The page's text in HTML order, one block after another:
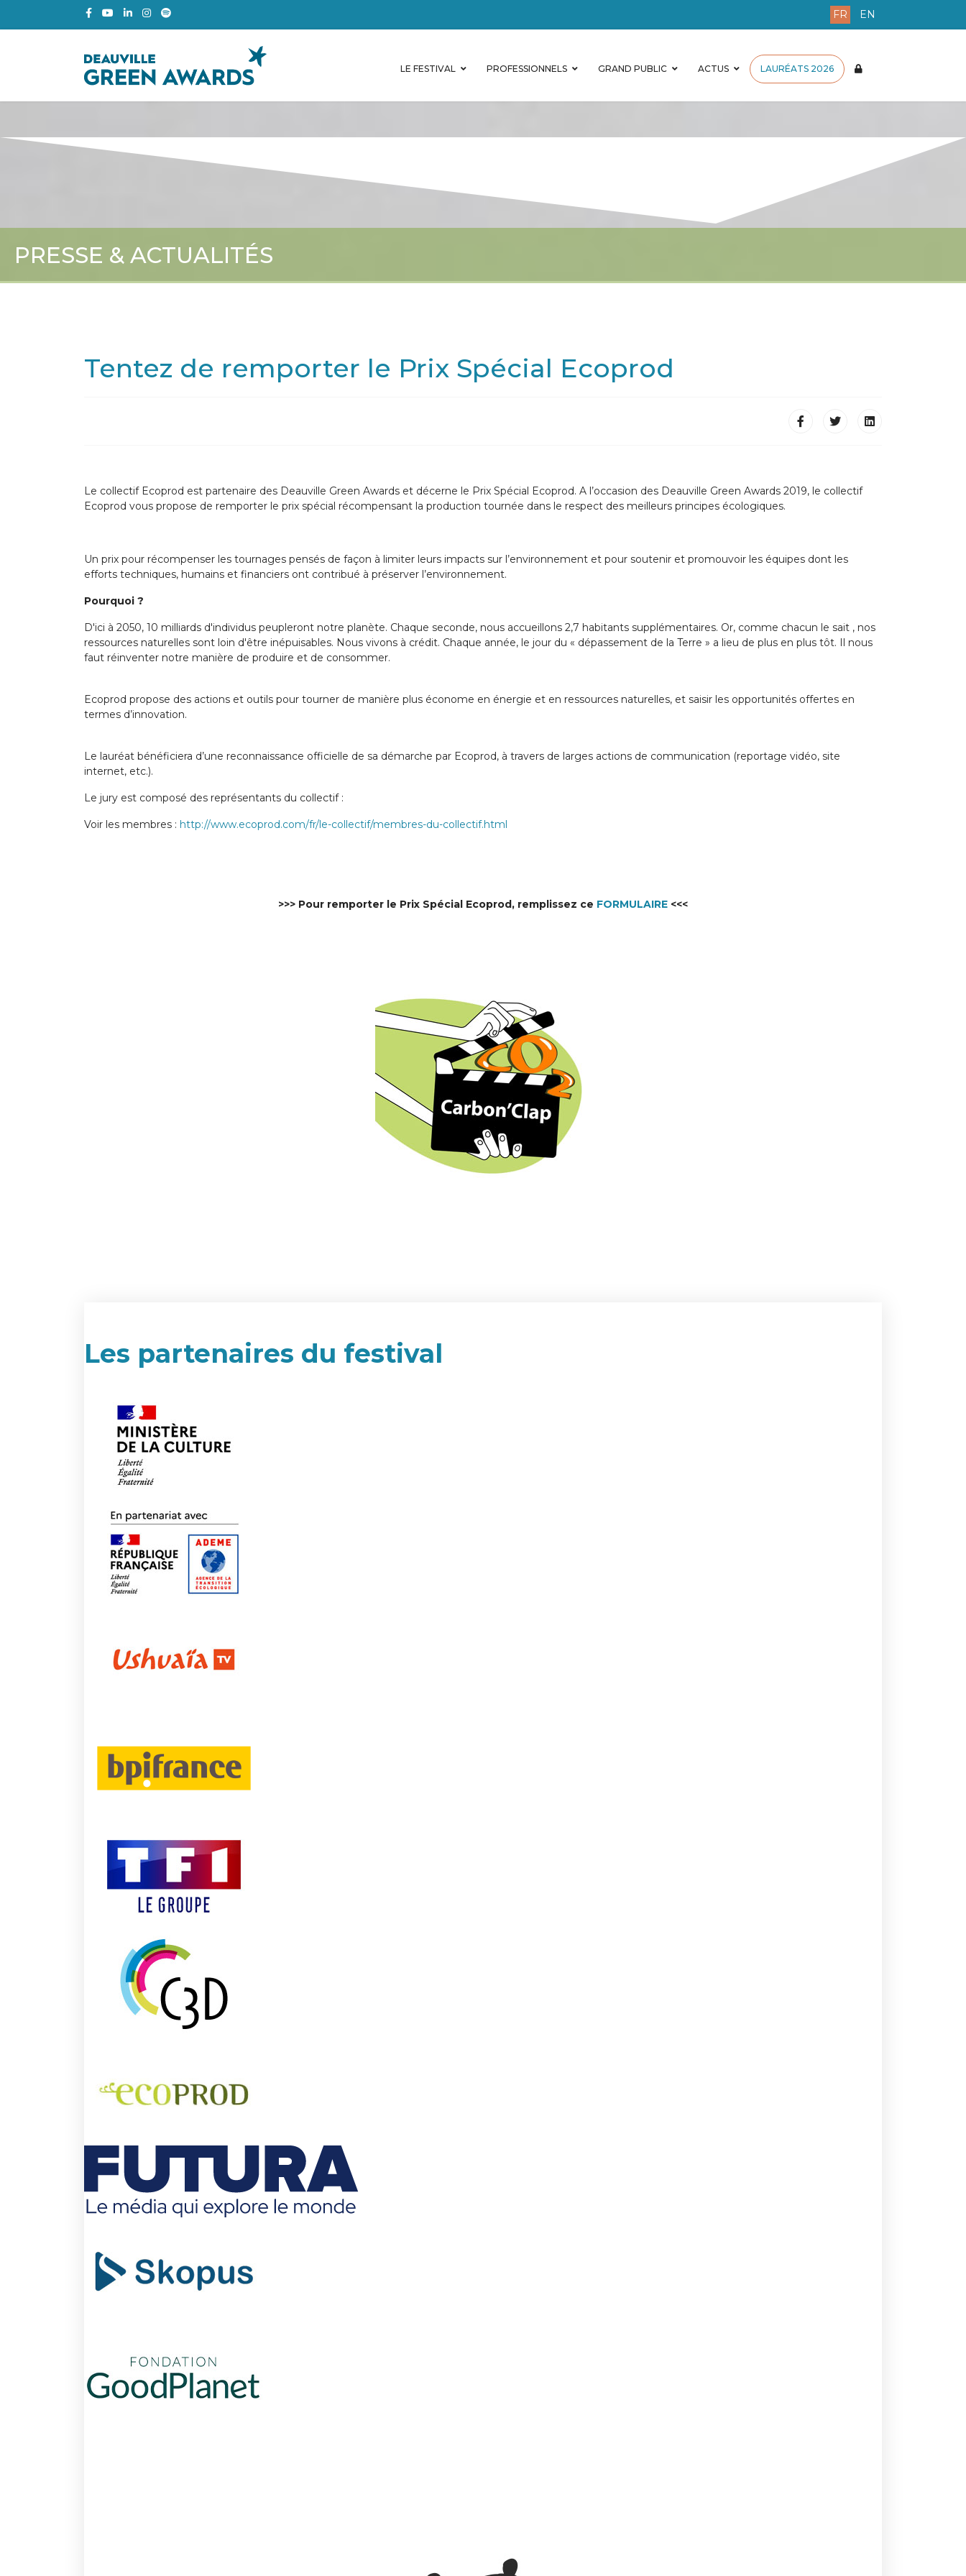
FR EN
LE FESTIVAL PROFESSIONNELS GRAND PUBLIC ACTUS LAURÉATS 2026
PRESSE & ACTUALITÉS
Tentez de remporter le Prix Spécial Ecoprod
Le collectif Ecoprod est partenaire des Deauville Green Awards et décerne le Prix Spécial Ecoprod. A l’occasion des Deauville Green Awards 2019, le collectif
Ecoprod vous propose de remporter le prix spécial récompensant la production tournée dans le respect des meilleurs principes écologiques.
Un prix pour récompenser les tournages pensés de façon à limiter leurs impacts sur l’environnement et pour soutenir et promouvoir les équipes dont les
efforts techniques, humains et financiers ont contribué à préserver l’environnement.
Pourquoi ?
D'ici à 2050, 10 milliards d'individus peupleront notre planète. Chaque seconde, nous accueillons 2,7 habitants supplémentaires. Or, comme chacun le sait , nos
ressources naturelles sont loin d'être inépuisables. Nous vivons à crédit. Chaque année, le jour du « dépassement de la Terre » a lieu de plus en plus tôt. Il nous
faut réinventer notre manière de produire et de consommer.
Ecoprod propose des actions et outils pour tourner de manière plus économe en énergie et en ressources naturelles, et saisir les opportunités offertes en
termes d’innovation.
Le lauréat bénéficiera d’une reconnaissance officielle de sa démarche par Ecoprod, à travers de larges actions de communication (reportage vidéo, site
internet, etc.).
Le jury est composé des représentants du collectif :
Voir les membres : http://www.ecoprod.com/fr/le-collectif/membres-du-collectif.html
>>> Pour remporter le Prix Spécial Ecoprod, remplissez ce FORMULAIRE <<<
Les partenaires du festival